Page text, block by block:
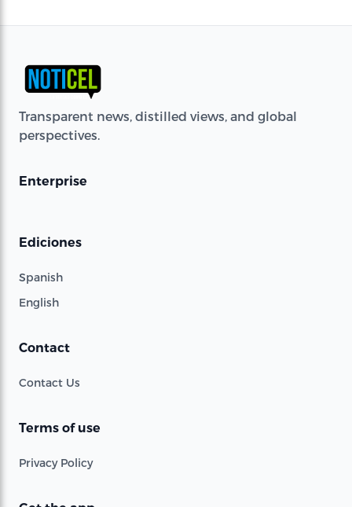
Transparent news, distilled views, and global
perspectives.
Enterprise
Ediciones
Spanish
English
Contact
Contact Us
Terms of use
Privacy Policy